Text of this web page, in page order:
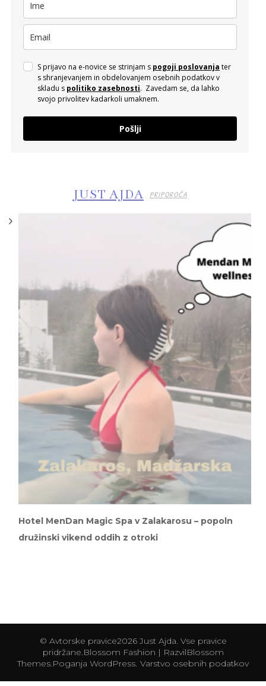
S prijavo na e-novice se strinjam s pogoji poslovanja ter
s shranjevanjem in obdelovanjem osebnih podatkov v
skladu s politiko zasebnosti. Zavedam se, da lahko
svojo privolitev kadarkoli umaknem.
Pošlji
JUST AJDA PRIPOROČA
Hotel MenDan Magic Spa v Zalakarosu – popoln
družinski vikend oddih z otroki
© Avtorske pravice2026Just Ajda. Vse pravice
pridržane.Blossom Fashion | RazvilBlossom
Themes.Poganja WordPress. Varstvo osebnih podatkov